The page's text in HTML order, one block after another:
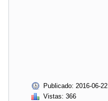
Publicado: 2016-06-22
Vistas: 366